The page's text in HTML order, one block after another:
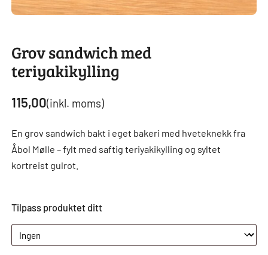
Grov sandwich med
teriyakikylling
115,00(inkl. moms)
En grov sandwich bakt i eget bakeri med hveteknekk fra
Åbol Mølle – fylt med saftig teriyakikylling og syltet
kortreist gulrot.
Tilpass produktet ditt